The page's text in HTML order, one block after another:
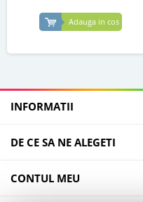
Adauga in cos
INFORMATII
DE CE SA NE ALEGETI
CONTUL MEU